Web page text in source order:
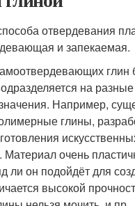
отвердевания
и запекаемая.
глин
на
Например,
глины,
Материал очень
ли он подойдёт для
высокой